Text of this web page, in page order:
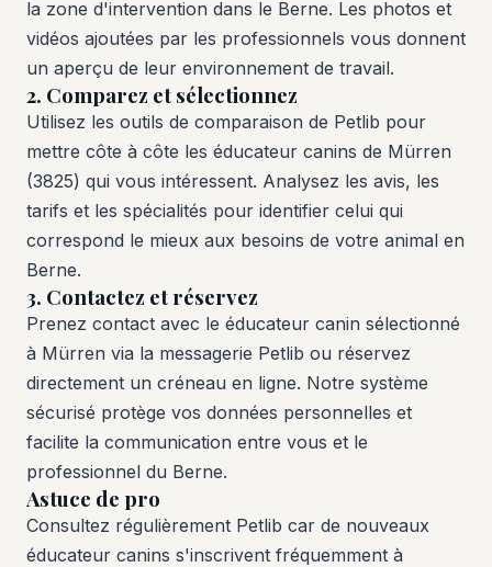
la zone d'intervention dans le Berne. Les photos et
vidéos ajoutées par les professionnels vous donnent
un aperçu de leur environnement de travail.
2. Comparez et sélectionnez
Utilisez les outils de comparaison de Petlib pour
mettre côte à côte les éducateur canins de Mürren
(3825) qui vous intéressent. Analysez les avis, les
tarifs et les spécialités pour identifier celui qui
correspond le mieux aux besoins de votre animal en
Berne.
3. Contactez et réservez
Prenez contact avec le éducateur canin sélectionné
à Mürren via la messagerie Petlib ou réservez
directement un créneau en ligne. Notre système
sécurisé protège vos données personnelles et
facilite la communication entre vous et le
professionnel du Berne.
Astuce de pro
Consultez régulièrement Petlib car de nouveaux
éducateur canins s'inscrivent fréquemment à